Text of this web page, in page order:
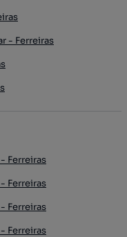
- Ferreiras
Ferreiras
Ferreiras
Ferreiras
Ferreiras